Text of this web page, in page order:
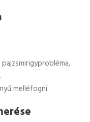
melléfogni.